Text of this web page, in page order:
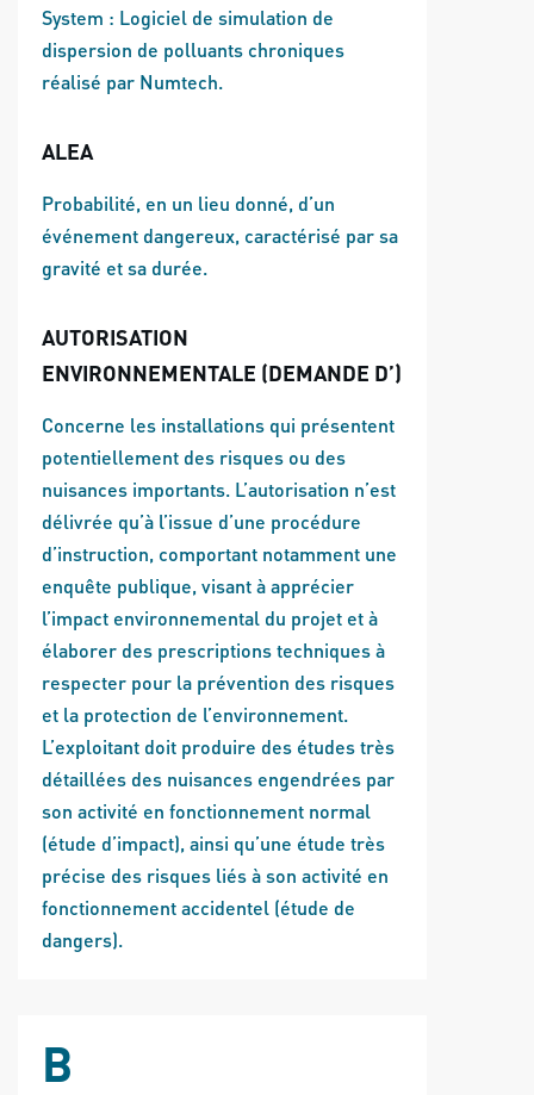
System : Logiciel de simulation de
dispersion de polluants chroniques
réalisé par Numtech.
ALEA
Probabilité, en un lieu donné, d’un
événement dangereux, caractérisé par sa
gravité et sa durée.
AUTORISATION
ENVIRONNEMENTALE (DEMANDE D’)
Concerne les installations qui présentent
potentiellement des risques ou des
nuisances importants. L’autorisation n’est
délivrée qu’à l’issue d’une procédure
d’instruction, comportant notamment une
enquête publique, visant à apprécier
l’impact environnemental du projet et à
élaborer des prescriptions techniques à
respecter pour la prévention des risques
et la protection de l’environnement.
L’exploitant doit produire des études très
détaillées des nuisances engendrées par
son activité en fonctionnement normal
(étude d’impact), ainsi qu’une étude très
précise des risques liés à son activité en
fonctionnement accidentel (étude de
dangers).
B